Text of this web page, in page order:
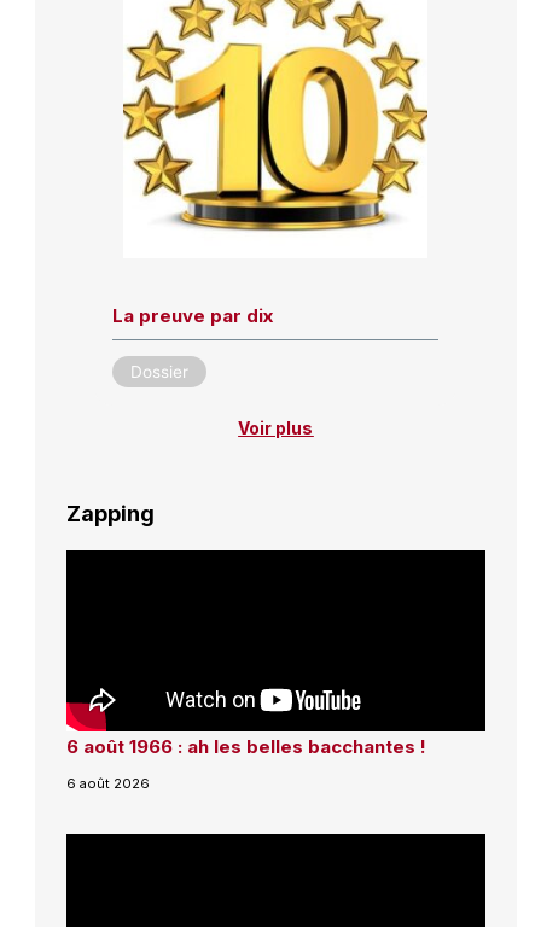
La preuve par dix
Dossier
Voir plus
Zapping
6 août 1966 : ah les belles bacchantes !
6 août 2026